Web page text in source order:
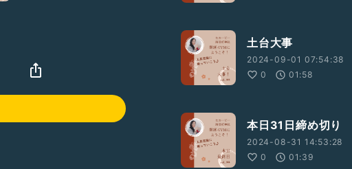
土台大事
2024-09-01 07:54:38
0
01:58
本日31日締め切り
2024-08-31 14:53:28
0
01:39